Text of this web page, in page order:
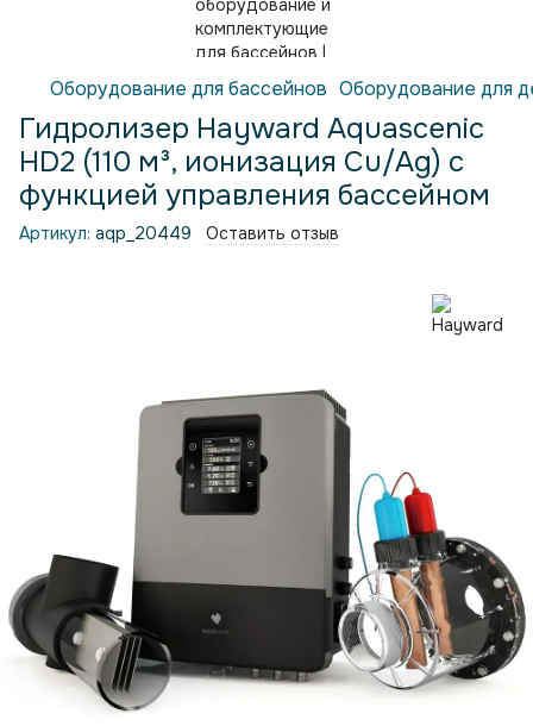
Оборудование для бассейнов Оборудование для
Гидролизер Hayward Aquascenic
HD2 (110 м³, ионизация Cu/Ag) с
функцией управления бассейном
Артикул: aqp_20449 Оставить отзыв